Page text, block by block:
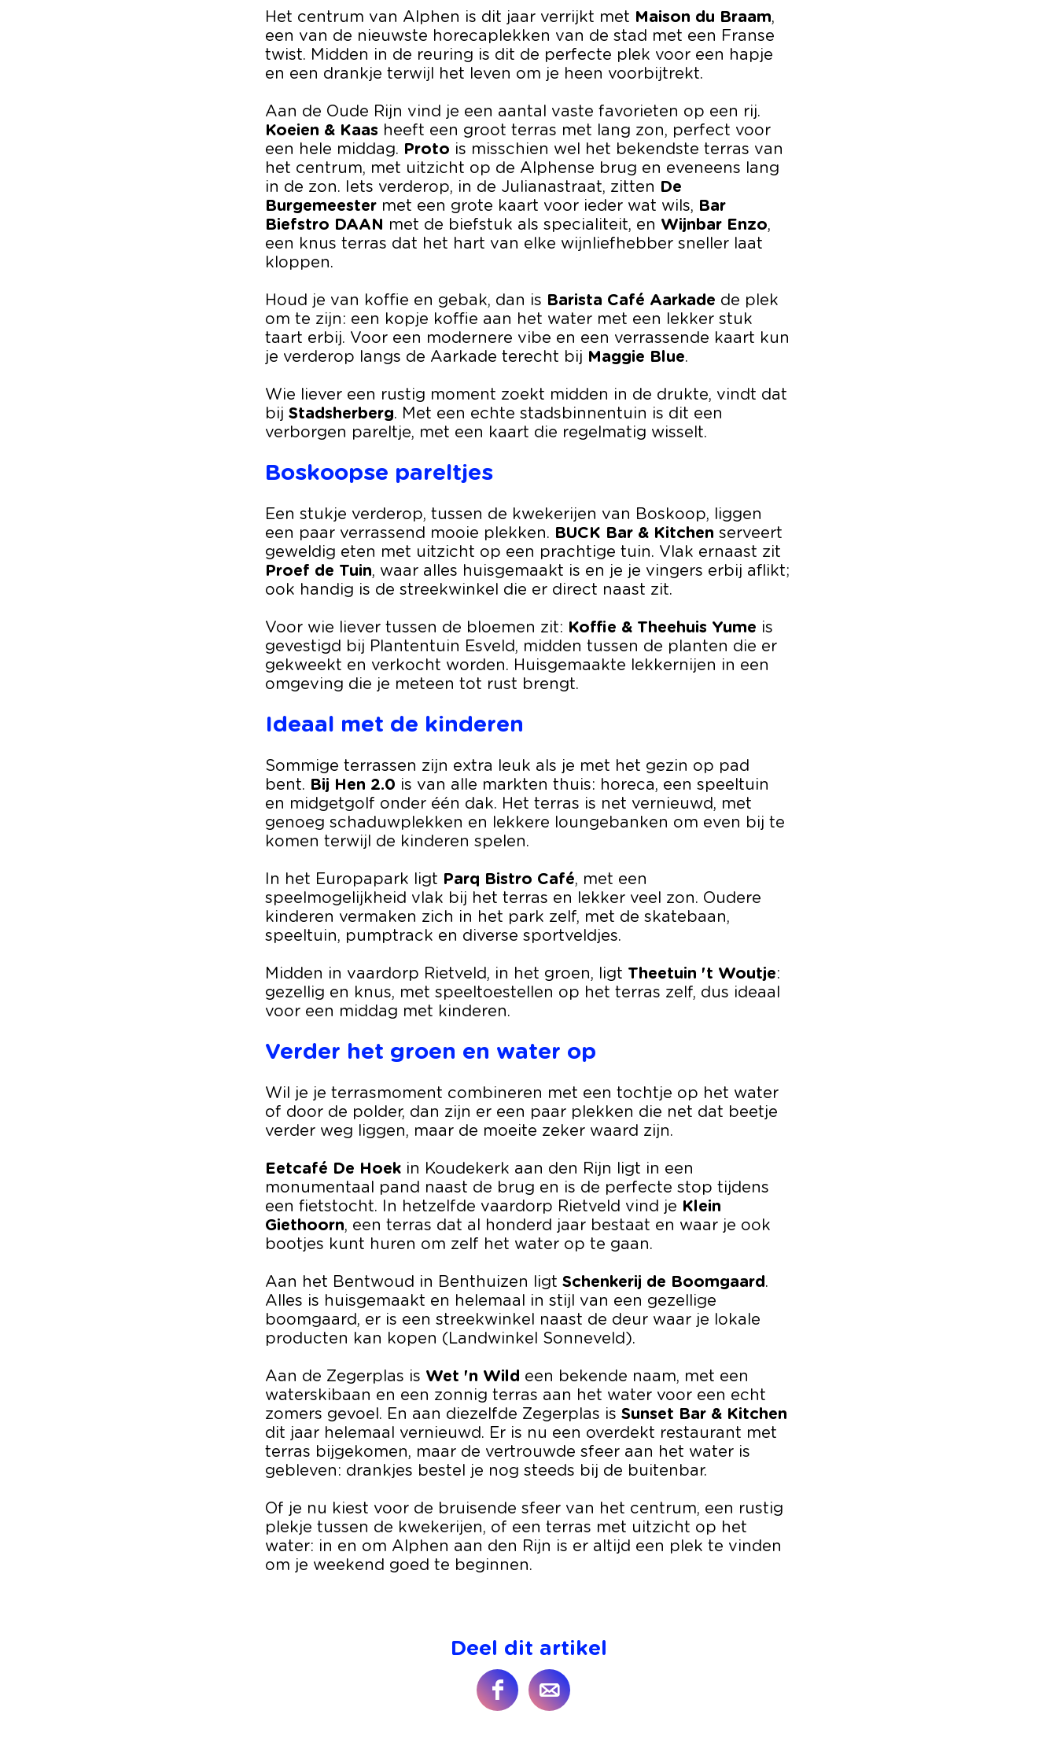
Het centrum van Alphen is dit jaar verrijkt met Maison du Braam,
een van de nieuwste horecaplekken van de stad met een Franse
twist. Midden in de reuring is dit de perfecte plek voor een hapje
en een drankje terwijl het leven om je heen voorbijtrekt.
Aan de Oude Rijn vind je een aantal vaste favorieten op een rij.
Koeien & Kaas heeft een groot terras met lang zon, perfect voor
een hele middag. Proto is misschien wel het bekendste terras van
het centrum, met uitzicht op de Alphense brug en eveneens lang
in de zon. Iets verderop, in de Julianastraat, zitten De
Burgemeester met een grote kaart voor ieder wat wils, Bar
Biefstro DAAN met de biefstuk als specialiteit, en Wijnbar Enzo,
een knus terras dat het hart van elke wijnliefhebber sneller laat
kloppen.
Houd je van koffie en gebak, dan is Barista Café Aarkade de plek
om te zijn: een kopje koffie aan het water met een lekker stuk
taart erbij. Voor een modernere vibe en een verrassende kaart kun
je verderop langs de Aarkade terecht bij Maggie Blue.
Wie liever een rustig moment zoekt midden in de drukte, vindt dat
bij Stadsherberg. Met een echte stadsbinnentuin is dit een
verborgen pareltje, met een kaart die regelmatig wisselt.
Boskoopse pareltjes
Een stukje verderop, tussen de kwekerijen van Boskoop, liggen
een paar verrassend mooie plekken. BUCK Bar & Kitchen serveert
geweldig eten met uitzicht op een prachtige tuin. Vlak ernaast zit
Proef de Tuin, waar alles huisgemaakt is en je je vingers erbij aflikt;
ook handig is de streekwinkel die er direct naast zit.
Voor wie liever tussen de bloemen zit: Koffie & Theehuis Yume is
gevestigd bij Plantentuin Esveld, midden tussen de planten die er
gekweekt en verkocht worden. Huisgemaakte lekkernijen in een
omgeving die je meteen tot rust brengt.
Ideaal met de kinderen
Sommige terrassen zijn extra leuk als je met het gezin op pad
bent. Bij Hen 2.0 is van alle markten thuis: horeca, een speeltuin
en midgetgolf onder één dak. Het terras is net vernieuwd, met
genoeg schaduwplekken en lekkere loungebanken om even bij te
komen terwijl de kinderen spelen.
In het Europapark ligt Parq Bistro Café, met een
speelmogelijkheid vlak bij het terras en lekker veel zon. Oudere
kinderen vermaken zich in het park zelf, met de skatebaan,
speeltuin, pumptrack en diverse sportveldjes.
Midden in vaardorp Rietveld, in het groen, ligt Theetuin 't Woutje:
gezellig en knus, met speeltoestellen op het terras zelf, dus ideaal
voor een middag met kinderen.
Verder het groen en water op
Wil je je terrasmoment combineren met een tochtje op het water
of door de polder, dan zijn er een paar plekken die net dat beetje
verder weg liggen, maar de moeite zeker waard zijn.
Eetcafé De Hoek in Koudekerk aan den Rijn ligt in een
monumentaal pand naast de brug en is de perfecte stop tijdens
een fietstocht. In hetzelfde vaardorp Rietveld vind je Klein
Giethoorn, een terras dat al honderd jaar bestaat en waar je ook
bootjes kunt huren om zelf het water op te gaan.
Aan het Bentwoud in Benthuizen ligt Schenkerij de Boomgaard.
Alles is huisgemaakt en helemaal in stijl van een gezellige
boomgaard, er is een streekwinkel naast de deur waar je lokale
producten kan kopen (Landwinkel Sonneveld).
Aan de Zegerplas is Wet 'n Wild een bekende naam, met een
waterskibaan en een zonnig terras aan het water voor een echt
zomers gevoel. En aan diezelfde Zegerplas is Sunset Bar & Kitchen
dit jaar helemaal vernieuwd. Er is nu een overdekt restaurant met
terras bijgekomen, maar de vertrouwde sfeer aan het water is
gebleven: drankjes bestel je nog steeds bij de buitenbar.
Of je nu kiest voor de bruisende sfeer van het centrum, een rustig
plekje tussen de kwekerijen, of een terras met uitzicht op het
water: in en om Alphen aan den Rijn is er altijd een plek te vinden
om je weekend goed te beginnen.
Deel dit artikel
D
D